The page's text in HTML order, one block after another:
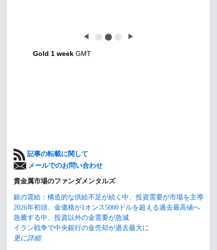
◀ ⬤ ⬤ ⬤ ▶
Gold 1 week GMT
記事の転載に関して
メールでのお問い合わせ
貴金属市場のファンダメンタルズ
銀の需給：構造的な供給不足が続く中、投資需要が市場を主導
2026年初頭、金価格が1オンス5000ドルを超える過去最高値へ
急騰する中、投資以外の金需要が急減
イラン戦争で中央銀行の金売却が過去最大に
更に詳細